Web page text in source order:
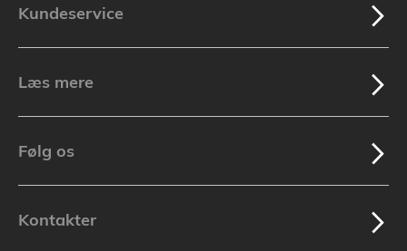
Kundeservice
Læs mere
Følg os
Kontakter